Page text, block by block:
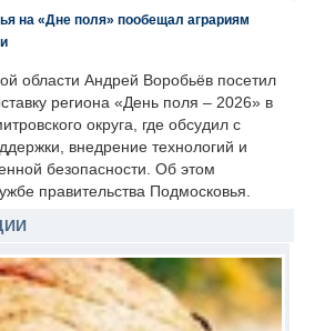
на «Дне поля» пообещал аграриям
области Андрей Воробьёв посетил
региона «День поля – 2026» в
округа, где обсудил с
внедрение технологий и
безопасности. Об этом
правительства Подмосковья.